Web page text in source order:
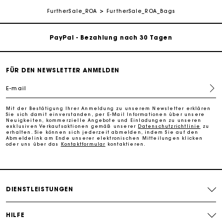
FurtherSale_ROA FurtherSale_ROA_Bags
Kostenlose Lieferung innerhalb von 2-3 Tagen
PayPal - Bezahlung nach 30 Tagen
Die Maje-Geschenkkarte: Die beste Möglichkeit, das
perfekte Geschenk zu machen
Kostenlose Lieferung innerhalb von 2-3 Tagen
PayPal - Bezahlung nach 30 Tagen
FÜR DEN NEWSLETTER ANMELDEN
E-mail
Mit der Bestätigung Ihrer Anmeldung zu unserem Newsletter erklären
Sie sich damit einverstanden, per E-Mail Informationen über unsere
Neuigkeiten, kommerzielle Angebote und Einladungen zu unseren
exklusiven Verkaufsaktionen gemäß unserer Datenschutzrichtlinie
zu
erhalten. Sie können sich jederzeit abmelden, indem Sie auf den
Abmeldelink am Ende unserer elektronischen Mitteilungen klicken
oder uns über das
Kontaktformular kontaktieren.
DIENSTLEISTUNGEN
HILFE